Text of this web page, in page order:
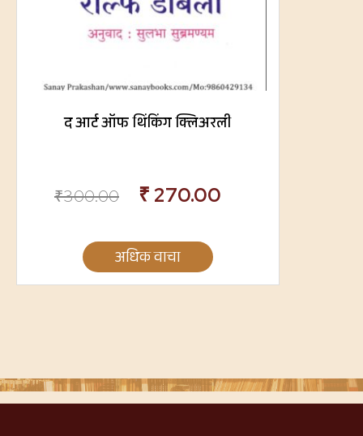
द आर्ट ऑफ थिंकिंग क्लिअरली
₹300.00 ₹270.00
अधिक वाचा